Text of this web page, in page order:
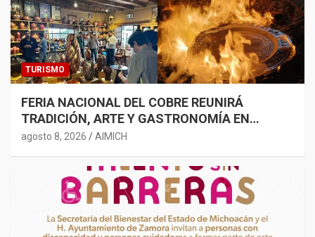
TURISMO
FERIA NACIONAL DEL COBRE REUNIRÁ
TRADICIÓN, ARTE Y GASTRONOMÍA EN
SANTA CLARA
agosto 8, 2026 AIMICH